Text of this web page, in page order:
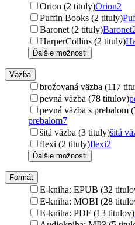
Orion (2 tituly)Orion2
Puffin Books (2 tituly)
Baronet (2 tituly)Baronet
HarperCollins (2 tituly)
Ďalšie možnosti
Väzba
brožovaná väzba (117
pevná väzba (78 titulov)
pevná väzba s prebalom
prebalom7
šitá väzba (3 tituly)šitá
flexi (2 tituly)flexi2
Ďalšie možnosti
Formát
E-kniha: EPUB (32
E-kniha: MOBI (28
E-kniha: PDF (13 titulov)